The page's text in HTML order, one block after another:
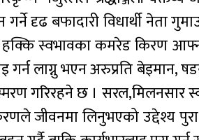
दृढ बफादारी विधार्थी नेता
स्वभावका कमरेड किरण
लाग्नु भएन अरुप्रति बेइमान,
गरिरहने छ । सरल,मिलनसार
जीवनमा लिनुभएको उद्देश्य पुरा